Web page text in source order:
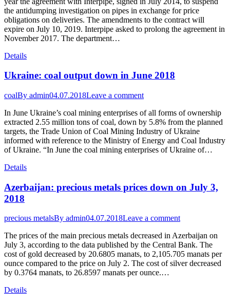
the antidumping investigation on pipes in exchange for price
obligations on deliveries. The amendments to the contract will
expire on July 10, 2019. Interpipe asked to prolong the agreement in
November 2017. The department…
Details
Ukraine: coal output down in June 2018
coalBy admin04.07.2018Leave a comment
In June Ukraine’s coal mining enterprises of all forms of ownership
extracted 2.55 million tons of coal, down by 5.8% from the planned
targets, the Trade Union of Coal Mining Industry of Ukraine
informed with reference to the Ministry of Energy and Coal Industry
of Ukraine. “In June the coal mining enterprises of Ukraine of…
Details
Azerbaijan: precious metals prices down on July 3,
2018
precious metalsBy admin04.07.2018Leave a comment
The prices of the main precious metals decreased in Azerbaijan on
July 3, according to the data published by the Central Bank. The
cost of gold decreased by 20.6805 manats, to 2,105.705 manats per
ounce compared to the price on July 2. The cost of silver decreased
by 0.3764 manats, to 26.8597 manats per ounce.…
Details